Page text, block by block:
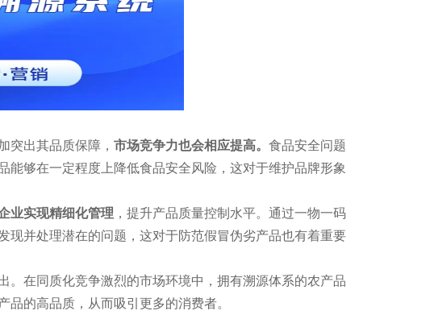
突出其品质保障， 市场竞争力也会相应提高。 食品安全问题
能够在一定程度上降低食品安全风险，这对于维护品牌形象
业实现精细化管理 ，提升产品质量控制水平。通过一物一码
现并处理潜在的问题，这对于防范假冒伪劣产品也有着重要
。在同质化竞争激烈的市场环境中，拥有溯源体系的农产品
的高品质，从而吸引更多的消费者。